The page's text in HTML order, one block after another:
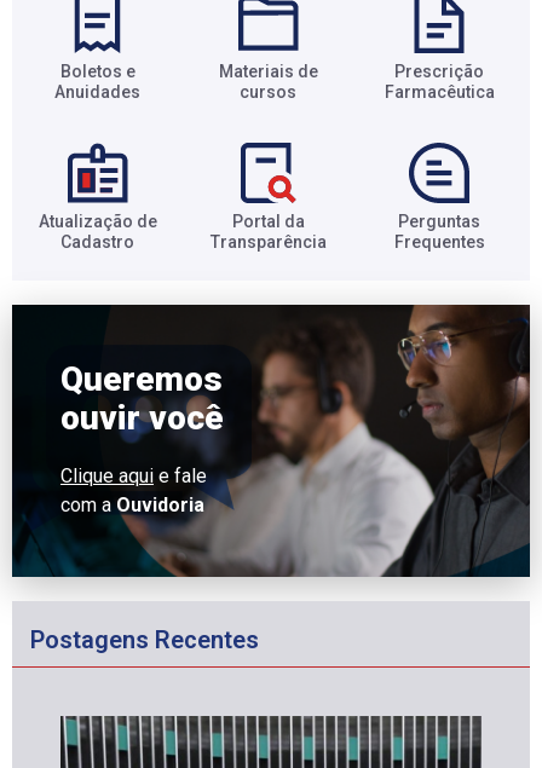
Boletos e
Anuidades​
Materiais de
cursos​
Prescrição
Farmacêutica​
Atualização de
Cadastro​
Portal da
Transparência​
Perguntas
Frequentes​
Queremos
ouvir você
Clique aqui e fale
com aOuvidoria
Postagens Recentes